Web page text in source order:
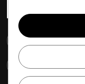
Alla cookies
sidan.
våra